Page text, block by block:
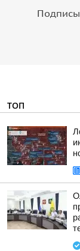
ТОП